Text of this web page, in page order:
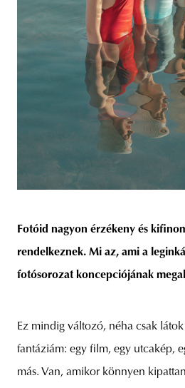
Fotóid nagyon érzékeny és
rendelkeznek. Mi az, ami a
fotósorozat koncepciójának
Ez mindig változó, néha csak
fantáziám: egy film, egy utcakép,
más. Van, amikor könnyen